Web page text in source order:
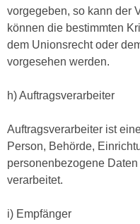
vorgegeben, so kann der
können die bestimmten
dem Unionsrecht oder
vorgesehen werden.
h) Auftragsverarbeiter
Auftragsverarbeiter ist
Person, Behörde,
personenbezogene
verarbeitet.
i) Empfänger